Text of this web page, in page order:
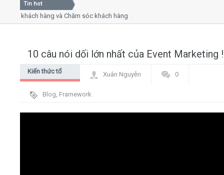
Close
Home
Giới thiệu
Tin hot
hàng và Chăm sóc khách hàng chuyên nghiệp
10 câu nói dối lớn nhất của Event Marketing !
Kiến thức tổ
Xuân Nguyễn 0
Blog, Framework